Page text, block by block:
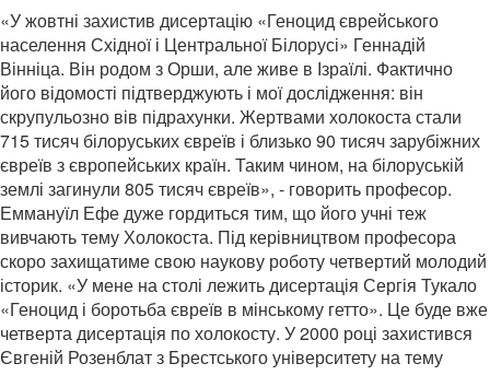
«У жовтні захистив дисертацію «Геноцид єврейського
населення Східної і Центральної Білорусі» Геннадій
Вінніца. Він родом з Орши, але живе в Ізраїлі. Фактично
його відомості підтверджують і мої дослідження: він
скрупульозно вів підрахунки. Жертвами холокоста стали
715 тисяч білоруських євреїв і близько 90 тисяч зарубіжних
євреїв з європейських країн. Таким чином, на білоруській
землі загинули 805 тисяч євреїв», - говорить професор.
Еммануїл Ефе дуже гордиться тим, що його учні теж
вивчають тему Холокоста. Під керівництвом професора
скоро захищатиме свою наукову роботу четвертий молодий
історик. «У мене на столі лежить дисертація Сергія Тукало
«Геноцид і боротьба євреїв в мінському гетто». Це буде вже
четверта дисертація по холокосту. У 2000 році захистився
Євгеній Розенблат з Брестського університету на тему